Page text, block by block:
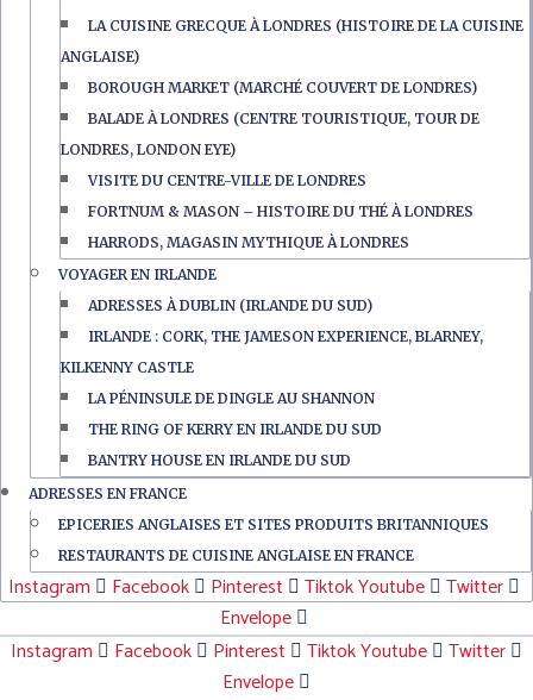
LA CUISINE GRECQUE À LONDRES (HISTOIRE DE LA CUISINE
ANGLAISE)
BOROUGH MARKET (MARCHÉ COUVERT DE LONDRES)
BALADE À LONDRES (CENTRE TOURISTIQUE, TOUR DE
LONDRES, LONDON EYE)
VISITE DU CENTRE-VILLE DE LONDRES
FORTNUM & MASON – HISTOIRE DU THÉ À LONDRES
HARRODS, MAGASIN MYTHIQUE À LONDRES
VOYAGER EN IRLANDE
ADRESSES À DUBLIN (IRLANDE DU SUD)
IRLANDE : CORK, THE JAMESON EXPERIENCE, BLARNEY,
KILKENNY CASTLE
LA PÉNINSULE DE DINGLE AU SHANNON
THE RING OF KERRY EN IRLANDE DU SUD
BANTRY HOUSE EN IRLANDE DU SUD
ADRESSES EN FRANCE
EPICERIES ANGLAISES ET SITES PRODUITS BRITANNIQUES
RESTAURANTS DE CUISINE ANGLAISE EN FRANCE
Instagram Facebook Pinterest TiktokYoutube
Twitter
Envelope
Instagram
Facebook Pinterest TiktokYoutube
Twitter
Envelope